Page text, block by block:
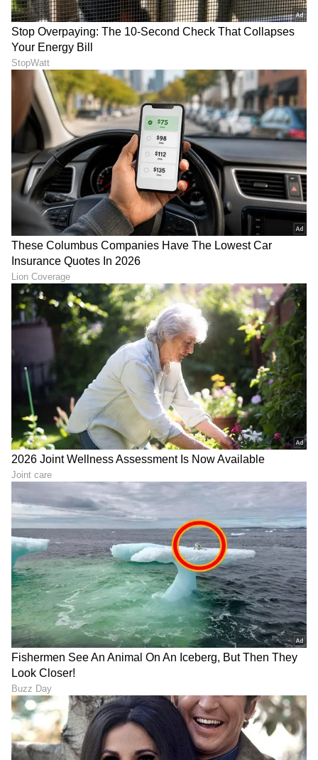
ಟ್ಯಾಕ್ಸಿಗಳ ವಿರುದ್ಧ RTO
ಕಾರ್ಯಾಚರಣೆ: 263 ವಾಹನ
ಜಪ್ತಿ, ರೈಡರ್ಸ್ ಆಕ್ರೋಶ!
ರಾಹುಲ್, ಗಿಲ್, ಜೈಸ್ವಾಲ್‌ಗೆ
ಸ್ಪೆಷಲ್ ಟಾಸ್ಕ್ ಕೊಟ್ಟ ಗೌತಮ್
ಗಂಭೀರ್!
SIR: ಬೆಂಗಳೂರಿನಲ್ಲಿ 50 ಲಕ್ಷ
ವೋಟರ್ ಐಡಿ ಕಟ್?! ನಿಮ್ಮ
ಹೆಸರೂ ಲಿಸ್ಟ್‌ನಲ್ಲಿದೆಯಾ ಎಂದು
ಹೀಗೆ ಚೆಕ್ ಮಾಡಿ!
ನಮ್ಮ ಮೆಟ್ರೋ ಪ್ರಯಾಣಿಕರೇ
ಗಮನಿಸಿ: ಶುಕ್ರವಾರ ರಾತ್ರಿ ಹಸಿರು
ಮಾರ್ಗದ ರೈಲು ವೇಳಾಪಟ್ಟಿಯಲ್ಲಿ
ತಾತ್ಕಾಲಿಕ ಬದಲಾವಣೆ!
LATEST VIDEOS
"ರಾಜಕೀಯ ಬೇಡ, ಸಿನಿಮಾನೇ ಪ್ರಾಣ":
ಕನಕೋತ್ಸವದಲ್ಲಿ ರಿಷಬ್ ಶೆಟ್ಟಿ | Rishab
Shetty speech | Suvarna News
ಶೇ.50 ರಿಂದ ಶೇ.18 ಕ್ಕೆ TAX ಇಳಿಕೆ: ಮೋದಿ-
ಟ್ರಂಪ್ ಐತಿಹಾಸಿಕ ಒಪ್ಪಂದ | India US
Trade Deal | Party Rounds